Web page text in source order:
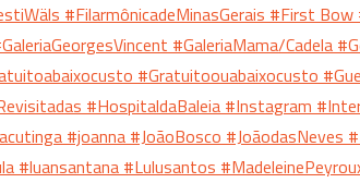
#FilarmônicadeMinasGerais #First Bow
#GaleriaMama/Cadela
#Gratuitoouabaixocusto
#HospitaldaBaleia #Instagram
#joanna #JoãoBosco #JoãodasNeves
#luansantana #Lulusantos